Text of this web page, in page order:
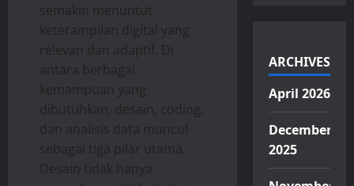
semakin menuntut
keterampilan digital yang
relevan dan adaptif. Di
antara berbagai
kemampuan yang
dibutuhkan, desain, coding,
dan analisis data muncul
sebagai tiga pilar utama.
Desain tidak hanya
ARCHIVES
April 2026
December
2025